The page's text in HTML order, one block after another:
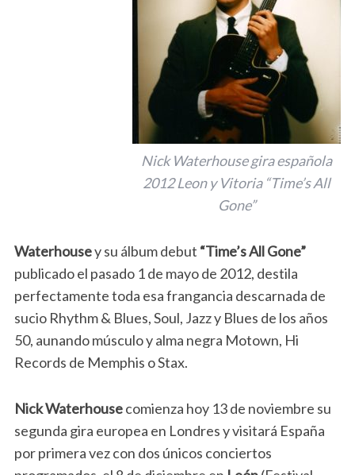
Nick Waterhouse gira española
2012 Leon y Vitoria “Time’s All
Gone”
Waterhousey su álbum debut “Time’s All Gone”
publicado el pasado 1 de mayo de 2012, destila
perfectamente toda esa frangancia descarnada de
sucio Rhythm & Blues, Soul, Jazz y Blues de los años
50, aunando músculo y alma negra Motown, Hi
Records de Memphis o Stax.
Nick Waterhousecomienza hoy 13 de noviembre su
segunda gira europea en Londres y visitará España
por primera vez con dos únicos conciertos